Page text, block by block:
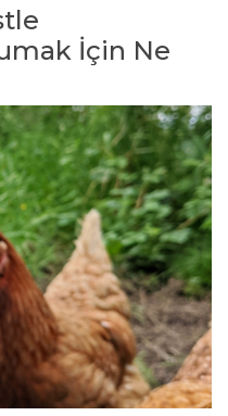
İçin Ne